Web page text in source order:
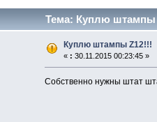
Тема: Куплю штампы
Куплю штампы Z12!!!
« : 30.11.2015 00:23:45 »
Собственно нужны штат